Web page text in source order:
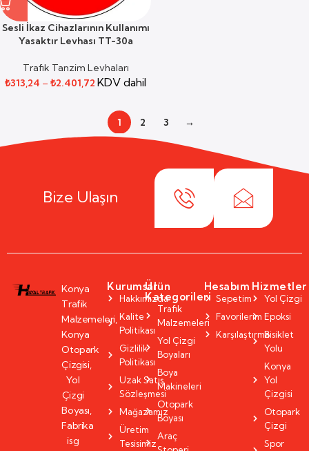
Sesli İkaz Cihazlarının Kullanımı
Yasaktır Levhası TT-30a
Trafik Tanzim Levhaları
₺313,24 – ₺2.401,72 KDV dahil
1 2 3 →
Bize Ulaşın
Konya
Trafik
Malzemeleri,
Konya
Otopark
Çizgisi,
Yol
Çizgi
Boyası,
Fabrika
isg
Kurumsal
Hakkımızda
Kalite
Politikası
Gizlilik
Politikası
Uzak Satış
Sözleşmesi
Mağazamız
Üretim
Tesisimiz
Ürün
Kategorileri
Trafik
Malzemeleri
Yol Çizgi
Boyaları
Boya
Makineleri
Otopark
Boyası
Araç
Hesabım
Sepetim
Favorilerim
Karşılaştırma
Hizmetler
Yol Çizgi
Epoksi
Bisiklet
Yolu
Konya
Yol
Çizgisi
Otopark
Çizgi
Spor